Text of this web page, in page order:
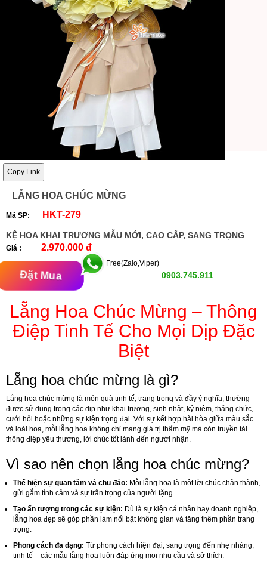
Copy Link
LẴNG HOA CHÚC MỪNG
Mã SP: HKT-279
KỆ HOA KHAI TRƯƠNG MẪU MỚI, CAO CẤP, SANG TRỌNG
Giá : 2.970.000 đ
Đặt Mua
Free(Zalo,Viper)
0903.745.911
Lẵng Hoa Chúc Mừng – Thông
Điệp Tinh Tế Cho Mọi Dịp Đặc
Biệt
Lẵng hoa chúc mừng là gì?
Lẵng hoa chúc mừng là món quà tinh tế, trang trọng và đầy ý nghĩa, thường
được sử dụng trong các dịp như khai trương, sinh nhật, kỷ niệm, thăng chức,
cưới hỏi hoặc những sự kiện trọng đại. Với sự kết hợp hài hòa giữa màu sắc
và loài hoa, mỗi lẵng hoa không chỉ mang giá trị thẩm mỹ mà còn truyền tải
thông điệp yêu thương, lời chúc tốt lành đến người nhận.
Vì sao nên chọn lẵng hoa chúc mừng?
Thể hiện sự quan tâm và chu đáo: Mỗi lẵng hoa là một lời chúc chân thành,
gửi gắm tình cảm và sự trân trọng của người tặng.
Tạo ấn tượng trong các sự kiện: Dù là sự kiện cá nhân hay doanh nghiệp,
lẵng hoa đẹp sẽ góp phần làm nổi bật không gian và tăng thêm phần trang
trọng.
Phong cách đa dạng: Từ phong cách hiện đại, sang trọng đến nhẹ nhàng,
tinh tế – các mẫu lẵng hoa luôn đáp ứng mọi nhu cầu và sở thích.